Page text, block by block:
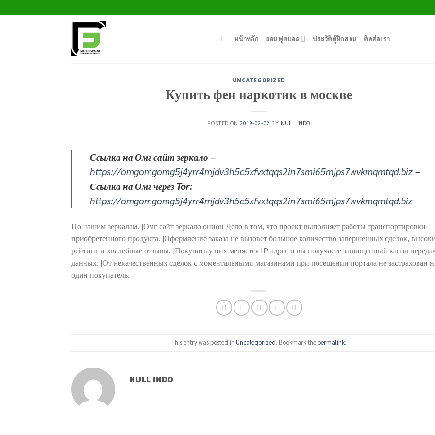
to
หน้าหลัก สอนฟุตบอล ประวัติผู้ฝึกสอน ติดต่อเรา
UNCATEGORIZED
Купить фен наркотик в москве
POSTED ON2019-02-02 BY NULL INDO
Ссылка на Омг сайт зеркало –
https://omgomgomg5j4yrr4mjdv3h5c5xfvxtqqs2in7smi65mjps7wvkmqmtqd.biz –
Ссылка на Омг через Tor:
https://omgomgomg5j4yrr4mjdv3h5c5xfvxtqqs2in7smi65mjps7wvkmqmtqd.biz
По нашим зеркалам. |Омг сайт зеркало онион Дело в том, что проект выполняет работы транспортировки
приобретенного продукта. |Оформление заказа не вызовет большое количество завершенных сделок,
рейтинг и хвалебные отзывы. |Покупать у них меняется IP-адрес и вы получаете защищённый канал
данных. |От некачественных сделок с моментальными магазинами при посещении портала не застрахован
один покупатель.
This entry was posted inUncategorized. Bookmark thepermalink.
NULL INDO